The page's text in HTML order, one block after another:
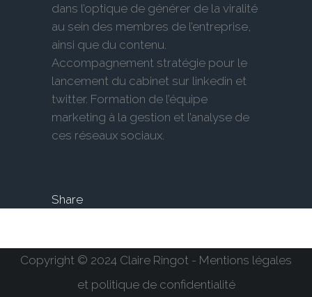
dans l’optique de générer de la viralité
au sein des membres de l’entreprise,
ainsi que du contenu.
Accompagnement stratégie pour le
lancement du cabinet sur linkedin et
twitter. Formation de l’équipe
marketing à la gestion et l’analyse de
ces réseaux sociaux.
Share
Copyright © 2024 Claire Ringot - Mentions légales
et politique de confidentialité